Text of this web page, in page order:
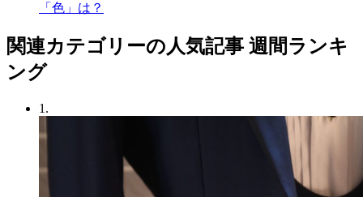
「色」は？
関連カテゴリーの人気記事 週間ランキ
ング
1.